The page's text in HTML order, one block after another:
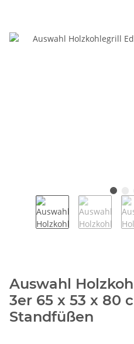
Auswahl
3er 65 x 53 x 80
Standfüßen